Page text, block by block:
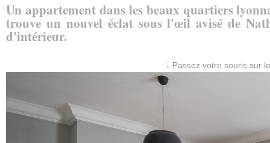
Un appartement dans les beaux quartiers
trouve un nouvel éclat sous l'œil avisé de
d'intérieur.
↓ Passez votre souris sur